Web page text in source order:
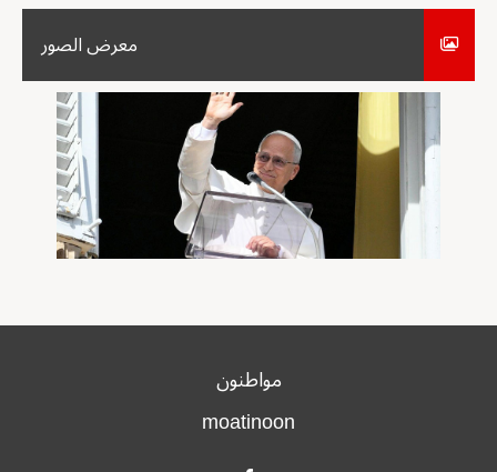
معرض الصور
مواطنون
moatinoon